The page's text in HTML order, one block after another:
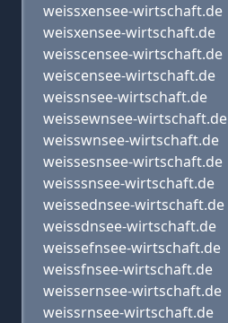
weissxensee-wirtschaft.de
weisxensee-wirtschaft.de
weisscensee-wirtschaft.de
weiscensee-wirtschaft.de
weissnsee-wirtschaft.de
weissewnsee-wirtschaft.de
weisswnsee-wirtschaft.de
weissesnsee-wirtschaft.de
weisssnsee-wirtschaft.de
weissednsee-wirtschaft.de
weissdnsee-wirtschaft.de
weissefnsee-wirtschaft.de
weissfnsee-wirtschaft.de
weissernsee-wirtschaft.de
weissrnsee-wirtschaft.de